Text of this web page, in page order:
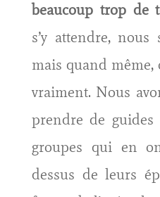
beaucoup trop de
s’y attendre, nous
mais quand même,
vraiment. Nous
prendre de
groupes qui en
dessus de leurs